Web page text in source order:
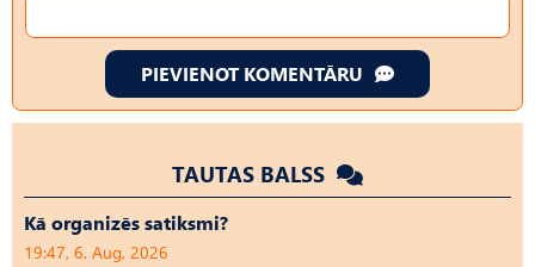
PIEVIENOT KOMENTĀRU
TAUTAS BALSS
Kā organizēs satiksmi?
19:47, 6. Aug, 2026